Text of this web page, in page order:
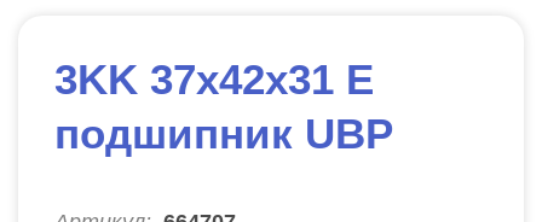
3KK 37х42х31 Е
подшипник UBP